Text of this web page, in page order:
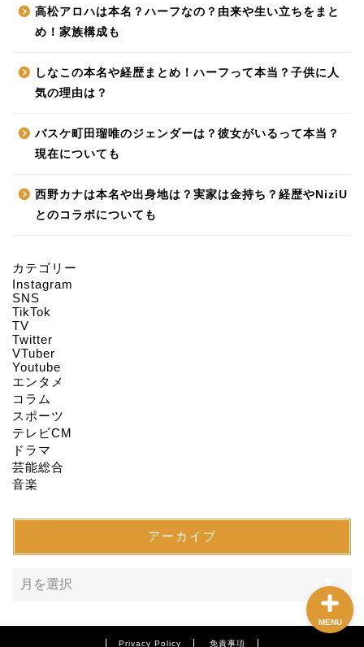
高松アロハは本名？ハーフなの？由来や生い立ちをまと
め！家族構成も
しなこの本名や経歴まとめ！ハーフって本当？子供に人
気の理由は？
バスケ町田瑠唯のジェンダーは？彼女がいるって本当？
現在についても
西野カナは本名や出身地は？実家は金持ち？経歴やNiziU
とのコラボについても
カテゴリー
Instagram
SNS
TikTok
TV
Twitter
VTuber
Youtube
エンタメ
コラム
スポーツ
テレビCM
ドラマ
芸能総合
音楽
アーカイブ
Privacy Policy 免責事項
MENU